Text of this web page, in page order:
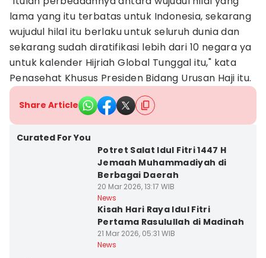
lama yang itu terbatas untuk Indonesia, sekarang
wujudul hilal itu berlaku untuk seluruh dunia dan
sekarang sudah diratifikasi lebih dari 10 negara ya
untuk kalender Hijriah Global Tunggal itu," kata
Penasehat Khusus Presiden Bidang Urusan Haji itu.
Share Article
Curated For You
Potret Salat Idul Fitri 1447 H
Jemaah Muhammadiyah di
Berbagai Daerah
20 Mar 2026, 13:17 WIB
News
Kisah Hari Raya Idul Fitri
Pertama Rasulullah di Madinah
21 Mar 2026, 05:31 WIB
News